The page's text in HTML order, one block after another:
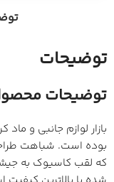
توضیحات
توضیحات
بوده است. شباهت